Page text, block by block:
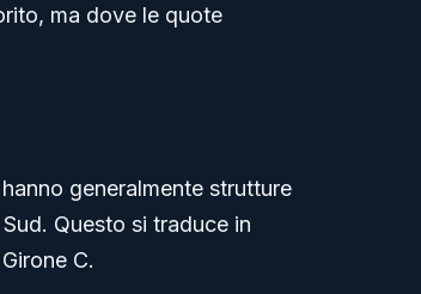
ma dove le quote
generalmente strutture
Questo si traduce in
C.